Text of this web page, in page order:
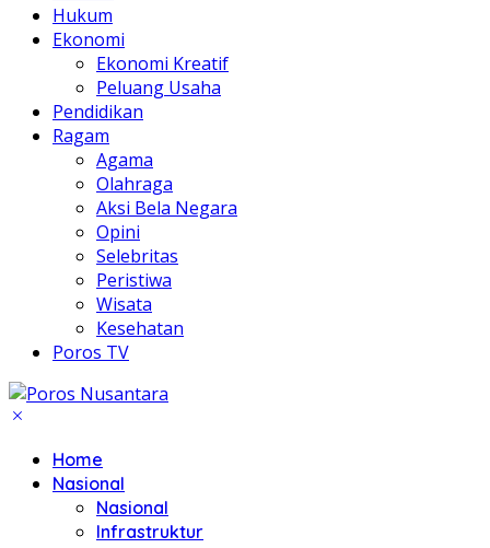
Hukum
Ekonomi
Ekonomi Kreatif
Peluang Usaha
Pendidikan
Ragam
Agama
Olahraga
Aksi Bela Negara
Opini
Selebritas
Peristiwa
Wisata
Kesehatan
Poros TV
Home
Nasional
Nasional
Infrastruktur